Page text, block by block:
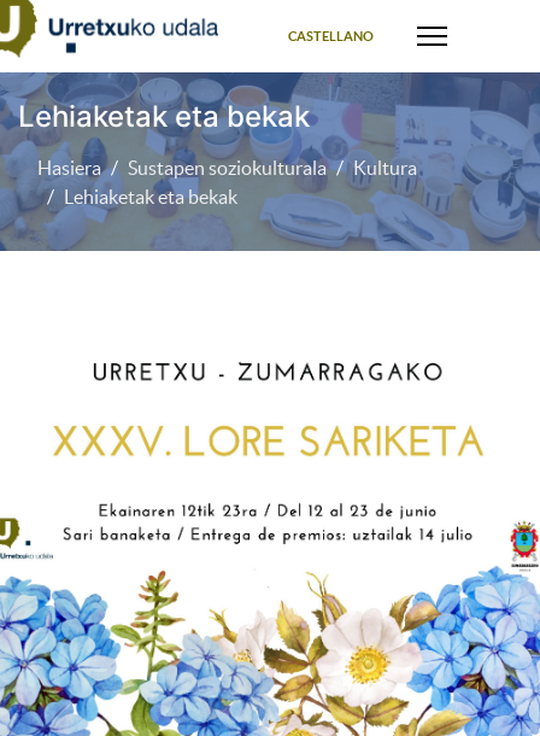
CASTELLANO
Lehiaketak eta bekak
Hasiera Sustapen soziokulturala
Kultura
Lehiaketak eta bekak